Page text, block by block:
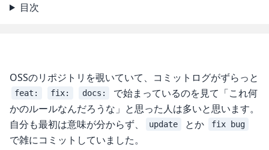
目次
OSSのリポジトリを覗いていて、コミットログがずらっと
feat: fix: docs:
で始まっているのを見て「これ何
かのルールなんだろうな」と思った人は多いと思います。
自分も最初は意味が分からず、
update とか fix bug
で雑にコミットしていました。